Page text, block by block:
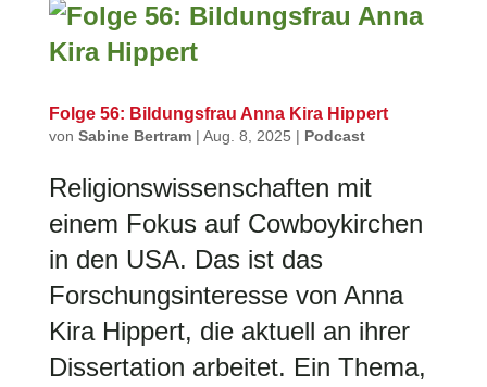
Folge 56: Bildungsfrau Anna Kira Hippert
von Sabine Bertram| Aug. 8, 2025 | Podcast
Religionswissenschaften mit
einem Fokus auf Cowboykirchen
in den USA. Das ist das
Forschungsinteresse von Anna
Kira Hippert, die aktuell an ihrer
Dissertation arbeitet. Ein Thema,